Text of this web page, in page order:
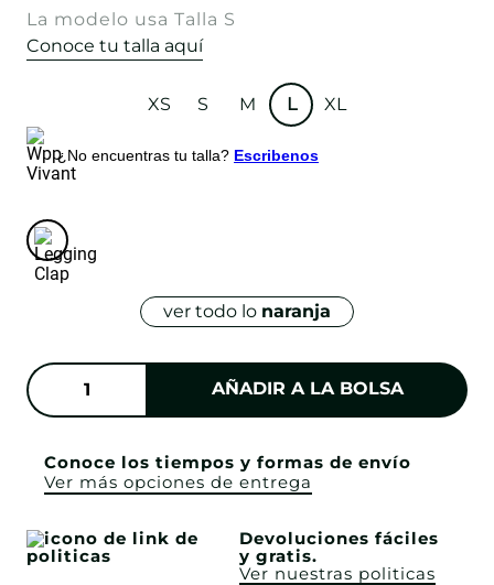
La modelo usa Talla S
Conoce tu talla aquí
XS S M L XL
¿No encuentras tu talla? Escribenos
ver todo lo naranja
AÑADIR A LA BOLSA
Conoce los tiempos y formas de envío
Ver más opciones de entrega
Devoluciones fáciles
y gratis.
Ver nuestras politicas